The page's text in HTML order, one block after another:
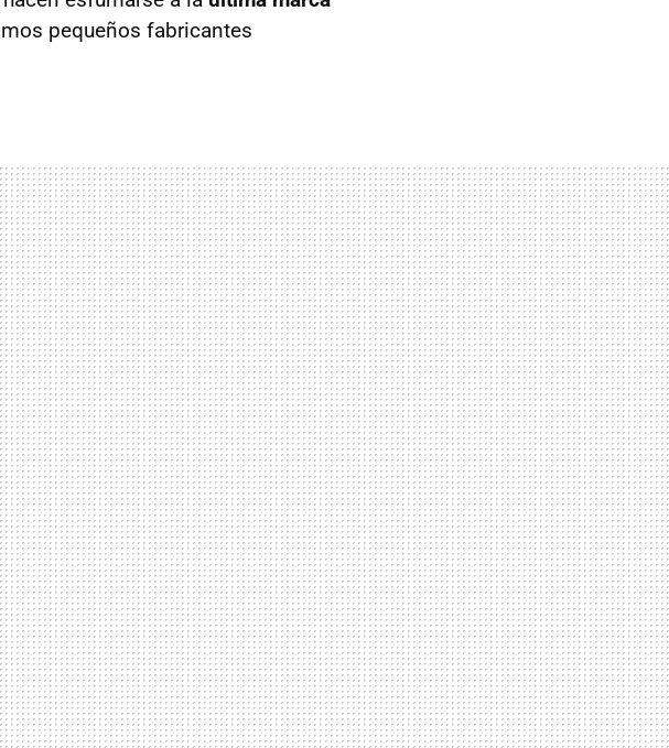
pequeños fabricantes